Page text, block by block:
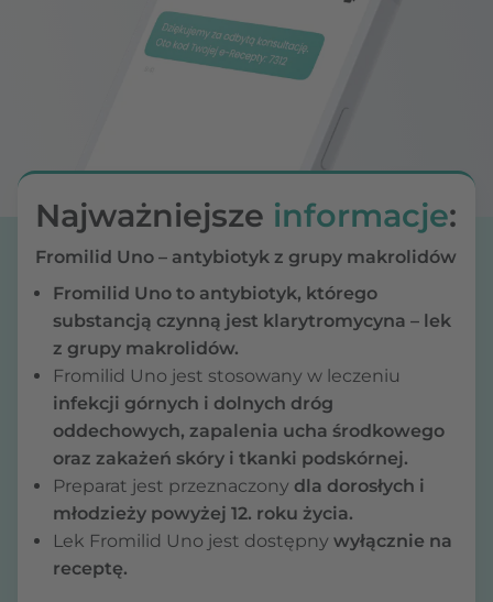
Najważniejsze informacje:
Fromilid Uno – antybiotyk z grupy makrolidów
Fromilid Uno to antybiotyk, którego
substancją czynną jest klarytromycyna – lek
z grupy makrolidów.
Fromilid Uno jest stosowany w leczeniu
infekcji górnych i dolnych dróg
oddechowych, zapalenia ucha środkowego
oraz zakażeń skóry i tkanki podskórnej.
Preparat jest przeznaczony dla dorosłych i
młodzieży powyżej 12. roku życia.
Lek Fromilid Uno jest dostępny wyłącznie na
receptę.